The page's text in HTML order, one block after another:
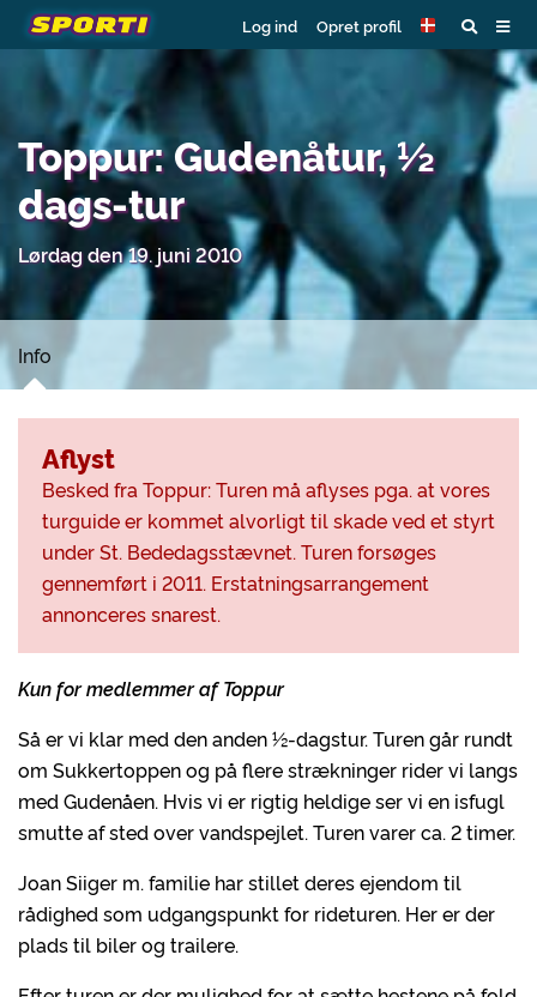
Log ind Opret profil
Toppur: Gudenåtur, ½
dags-tur
Lørdag den 19. juni 2010
Info
Kun for medlemmer af Toppur
Så er vi klar med den anden ½-dagstur. Turen går rundt
om Sukkertoppen og på flere strækninger rider vi langs
med Gudenåen. Hvis vi er rigtig heldige ser vi en isfugl
smutte af sted over vandspejlet. Turen varer ca. 2 timer.
Joan Siiger m. familie har stillet deres ejendom til
rådighed som udgangspunkt for rideturen. Her er der
plads til biler og trailere.
Aflyst
Besked fra Toppur: Turen må aflyses pga. at vores
turguide er kommet alvorligt til skade ved et styrt
under St. Bededagsstævnet. Turen forsøges
gennemført i 2011. Erstatningsarrangement
annonceres snarest.